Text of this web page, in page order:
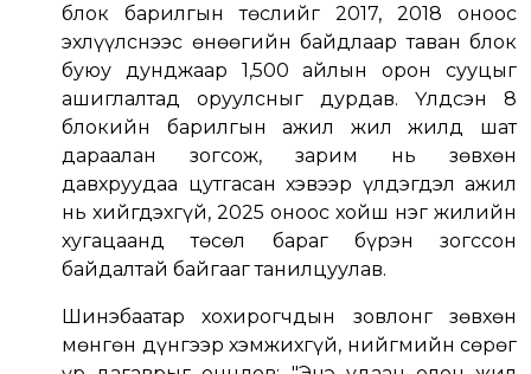
блок барилгын төслийг 2017, 2018 оноос
эхлүүлснээс өнөөгийн байдлаар таван блок
буюу дунджаар 1,500 айлын орон сууцыг
ашиглалтад оруулсныг дурдав. Үлдсэн 8
блокийн барилгын ажил жил жилд шат
дараалан зогсож, зарим нь зөвхөн
давхруудаа цутгасан хэвээр үлдэгдэл ажил
нь хийгдэхгүй, 2025 оноос хойш нэг жилийн
хугацаанд төсөл бараг бүрэн зогссон
байдалтай байгааг танилцуулав.
Шинэбаатар хохирогчдын зовлонг зөвхөн
мөнгөн дүнгээр хэмжихгүй, нийгмийн сөрөг